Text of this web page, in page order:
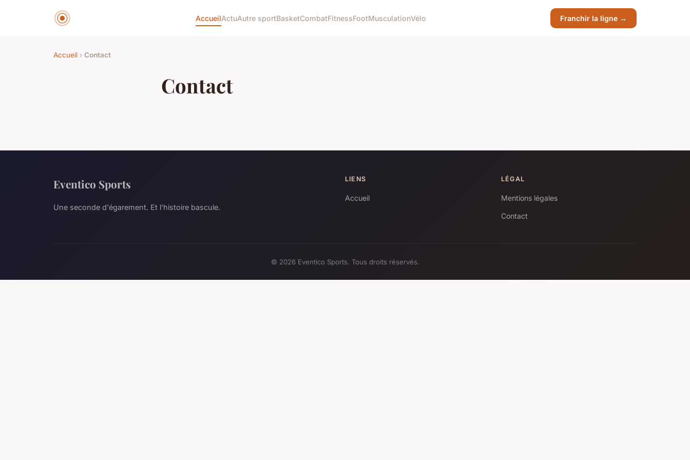
AccueilActuAutre sportBasketCombatFitnessFootMusculationVélo Franchir la ligne →
Accueil › Contact
Contact
Eventico Sports
Une seconde d'égarement. Et l'histoire bascule.
LIENS
Accueil
LÉGAL
Mentions légales
Contact
© 2026 Eventico Sports. Tous droits réservés.